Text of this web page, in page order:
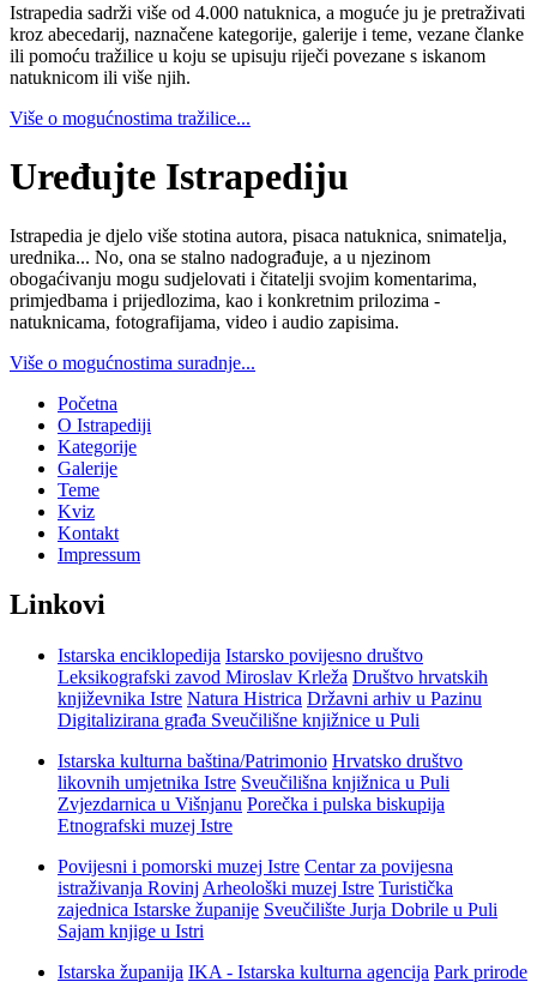
Istrapedia sadrži više od 4.000 natuknica, a moguće ju je pretraživati
kroz abecedarij, naznačene kategorije, galerije i teme, vezane članke
ili pomoću tražilice u koju se upisuju riječi povezane s iskanom
natuknicom ili više njih.
Više o mogućnostima tražilice...
Uređujte Istrapediju
Istrapedia je djelo više stotina autora, pisaca natuknica, snimatelja,
urednika... No, ona se stalno nadograđuje, a u njezinom
obogaćivanju mogu sudjelovati i čitatelji svojim komentarima,
primjedbama i prijedlozima, kao i konkretnim prilozima -
natuknicama, fotografijama, video i audio zapisima.
Više o mogućnostima suradnje...
Početna
O Istrapediji
Kategorije
Galerije
Teme
Kviz
Kontakt
Impressum
Linkovi
Istarska enciklopedija Istarsko povijesno društvo
Leksikografski zavod Miroslav Krleža Društvo hrvatskih
književnika Istre Natura Histrica Državni arhiv u Pazinu
Digitalizirana građa Sveučilišne knjižnice u Puli
Istarska kulturna baština/Patrimonio Hrvatsko društvo
likovnih umjetnika Istre Sveučilišna knjižnica u Puli
Zvjezdarnica u Višnjanu Porečka i pulska biskupija
Etnografski muzej Istre
Povijesni i pomorski muzej Istre Centar za povijesna
istraživanja Rovinj Arheološki muzej Istre Turistička
zajednica Istarske županije Sveučilište Jurja Dobrile u Puli
Sajam knjige u Istri
Istarska županija IKA - Istarska kulturna agencija Park prirode